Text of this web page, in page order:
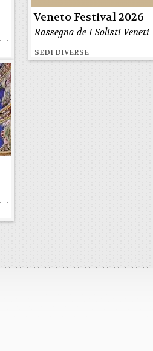
Veneto Festival 2026
Rassegna de I Solisti Veneti
SEDI DIVERSE